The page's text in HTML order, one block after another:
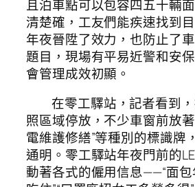
且泊車點可以包容四五十輛
清楚確，工友們能疾速找到
年夜晉陞了效力，也防止了
題目，現場有平易近警和安
會管理成效初顯。
在零工驛站，記者看到
照區域停放，不少車窗前放著
電維護修繕”等種別的標識牌
通明。零工驛站年夜門前的
動著各式的僱用信息——“面